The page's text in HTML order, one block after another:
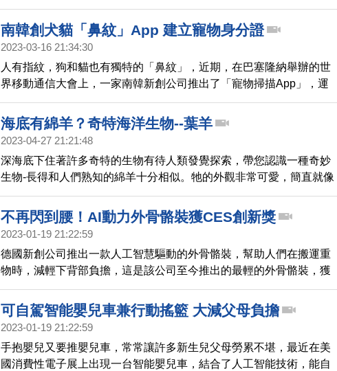
壞，使其極度瀕危，墨西哥動物園特地設置專館保護。
南韓創犬貓「鼻紋」App 建立寵物身分證
2023-03-16 21:34:30
人有指紋，狗和貓也有獨特的「鼻紋」，近期，在巴塞隆納舉辦的世
界移動通信大會上，一家南韓新創公司推出了「寵物掃描App」，運
用每隻寵物特殊的鼻紋，建立專屬身份證，登錄主人資訊，當寵物不
甚走丟，就能快速找回，根據統計，其辨識準確率高達百分之99%。
海底有綿羊？奇特海洋生物--葉羊
2023-04-27 21:21:48
深海底下住著許多奇特的生物有待人類發覺探索，帶您認識一種奇妙
生物-長得和人們熟知的綿羊十分相似。牠的外觀非常可愛，簡直就像
卡通漫畫裡會出現的角色。
不再閃到腰！AI動力外骨骼裝獲CES創新獎
2023-01-19 21:22:59
德國新創公司推出一款人工智慧驅動的外骨骼裝，幫助人們在搬運重
物時，減輕下背部負擔，這是該公司至今推出的最輕的外骨骼裝，獲
得今年消費性電子展穿戴技術類最佳創新獎。
可自駕智能嬰兒車兼行動搖籃 大減父母負擔
2023-01-19 21:22:59
手抱嬰兒又要推嬰兒車，常常讓許多新生兒父母勞累不堪，最近在美
國消費性電子展上出現一台智能嬰兒車，結合了人工智能技術，能自